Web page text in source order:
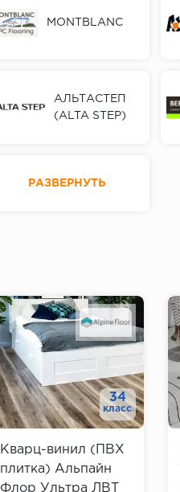
MONTBLANС
АЛЬТАСТЕП
(ALTA STEP)
РАЗВЕРНУТЬ
34
класс
Кварц-винил (ПВХ
плитка) Альпайн
Флор Ультра ЛВТ